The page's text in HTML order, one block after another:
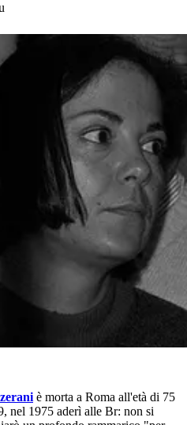
è morta a Roma all'età di 75
nel 1975 aderì alle Br: non si